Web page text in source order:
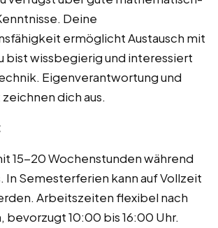
Deine
ermöglicht Austausch mit
bist wissbegierig und interessiert
Eigenverantwortung und
dich aus.
15-20 Wochenstunden während
In Semesterferien kann auf Vollzeit
Arbeitszeiten flexibel nach
bevorzugt 10:00 bis 16:00 Uhr.